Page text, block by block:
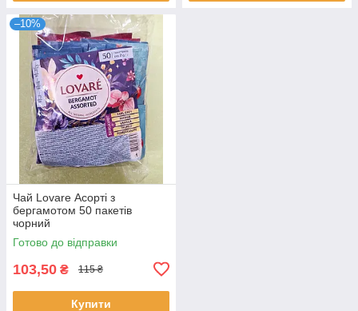
–10%
Чай Lovare Асорті з
бергамотом 50 пакетів
чорний
Готово до відправки
103,50 ₴ 115 ₴
Купити